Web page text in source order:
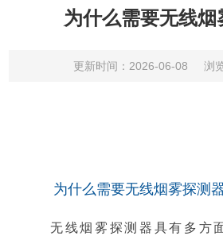
为什么需要无线烟
更新时间：2026-06-08 浏
为什么需要无线烟雾探测
无线烟雾探测器具有多方